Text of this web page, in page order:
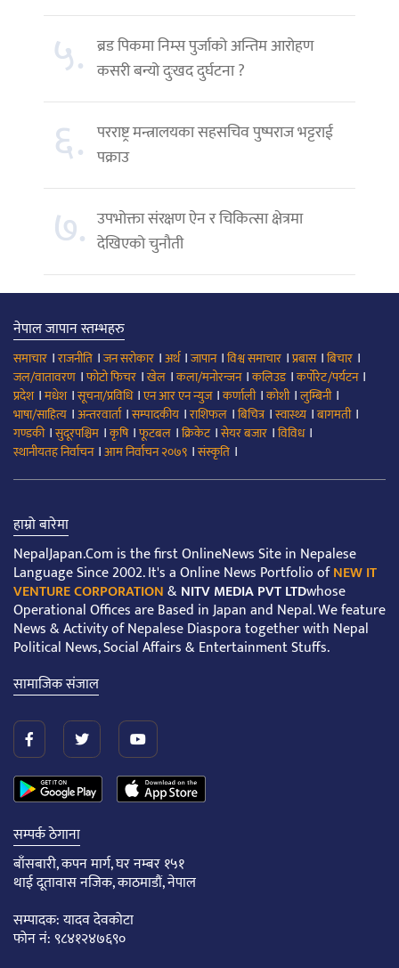
५. ब्रड पिकमा निम्स पुर्जाको अन्तिम आरोहण
कसरी बन्यो दुःखद दुर्घटना ?
६. परराष्ट्र मन्त्रालयका सहसचिव पुष्पराज भट्टराई
पक्राउ
७. उपभोक्ता संरक्षण ऐन र चिकित्सा क्षेत्रमा
देखिएको चुनौती
नेपाल जापान स्तम्भहरु
समाचार ।राजनीति ।जन सरोकार ।अर्थ।जापान।विश्व समाचार ।प्रबास।बिचार ।
जल/वातावरण ।फोटो फिचर ।खेल ।कला/मनोरन्जन।कलिउड।कर्पोरेट/पर्यटन।
प्रदेश।मधेश।सूचना/प्रविधि।एन आर एन न्युज।कर्णाली।कोशी।लुम्बिनी।
भाषा/साहित्य ।अन्तरवार्ता।सम्पादकीय ।राशिफल ।बिचित्र।स्वास्थ्य ।बागमती।
गण्डकी।सुदूरपश्चिम ।कृषि।फूटबल ।क्रिकेट।सेयर बजार ।विविध।
स्थानीयतह निर्वाचन।आम निर्वाचन २०७९ ।संस्कृति ।
हाम्रो बारेमा
NepalJapan.Com is the first OnlineNews Site in Nepalese
Language Since 2002. It's a Online News Portfolio ofNEW IT
VENTURE CORPORATION&NITV MEDIA PVT LTDwhose
Operational Offices are Based in Japan and Nepal. We feature
News & Activity of Nepalese Diaspora together with Nepal
Political News, Social Affairs & Entertainment Stuffs.
सामाजिक संजाल
सम्पर्क ठेगाना
बाँसबारी, कपन मार्ग, घर नम्बर १५१
थाई दूतावास नजिक, काठमाडौं, नेपाल
सम्पादक: यादव देवकोटा
फोन नं: ९८४१२४७६९०